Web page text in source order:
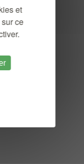
et
ce